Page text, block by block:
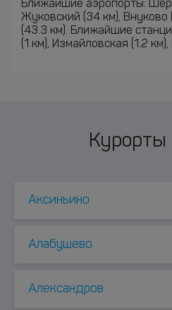
Ближайшие аэропорты:
Жуковский (34 км), Внуково
(43.3 км). Ближайшие
(1 км), Измайловская (1.2
Курорты
Аксиньино
Алабушево
Александров